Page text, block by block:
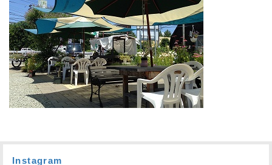
Instagram